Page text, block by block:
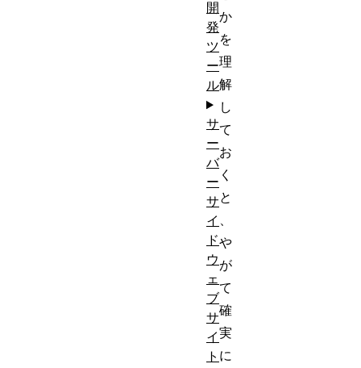
か
を
理
解
し
て
お
く
と
や
が
て
確
実
に
開
発
ツ
ー
ル
サ
ー
バ
ー
サ
イ
ド
ウ
ェ
ブ
サ
イ
ト